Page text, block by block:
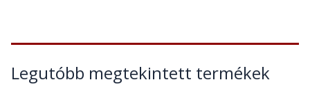
Legutóbb megtekintett termékek